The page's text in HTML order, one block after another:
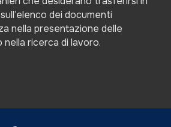
dei documenti
nella presentazione delle
ricerca di lavoro.